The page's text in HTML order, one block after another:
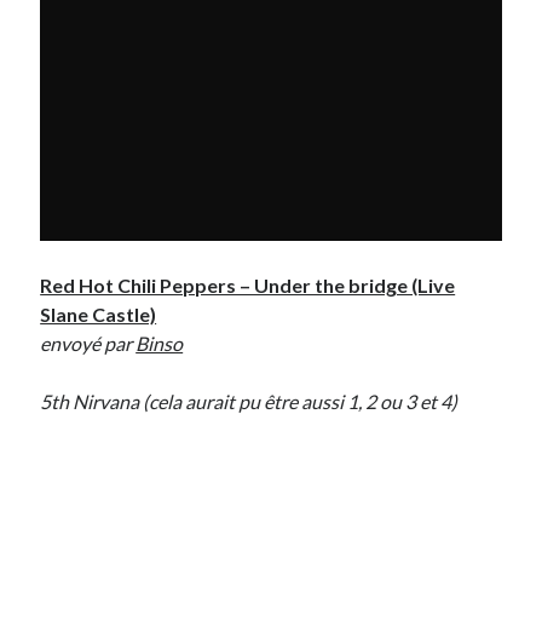
Red Hot Chili Peppers – Under the bridge (Live
Slane Castle)
envoyé parBinso
5th Nirvana (cela aurait pu être aussi 1, 2 ou 3 et 4)